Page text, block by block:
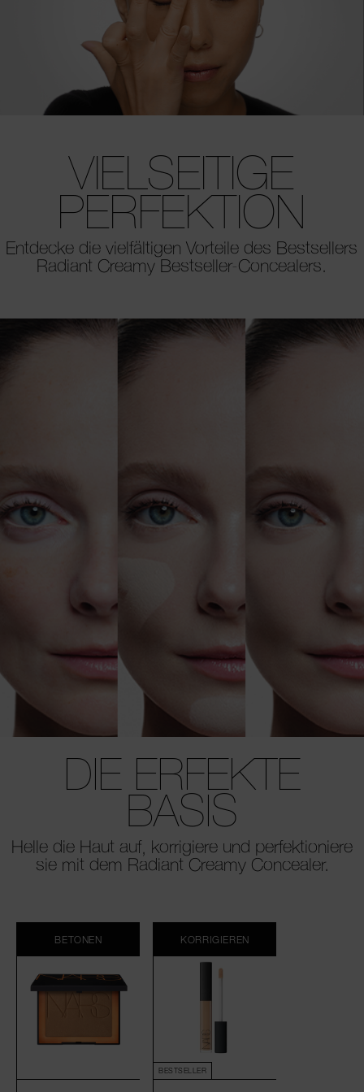
VIELSEITIGE
PERFEKTION
Entdecke die vielfältigen Vorteile des Bestsellers
Radiant Creamy Bestseller-Concealers.
DIE ERFEKTE
BASIS
Helle die Haut auf, korrigiere und perfektioniere
sie mit dem Radiant Creamy Concealer.
BETONEN KORRIGIEREN
BESTSELLER